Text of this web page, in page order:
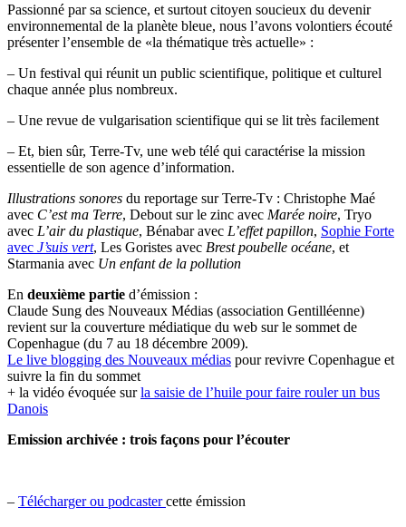
Passionné par sa science, et surtout citoyen soucieux du devenir
environnemental de la planète bleue, nous l’avons volontiers écouté
présenter l’ensemble de «la thématique très actuelle» :
– Un festival qui réunit un public scientifique, politique et culturel
chaque année plus nombreux.
– Une revue de vulgarisation scientifique qui se lit très facilement
– Et, bien sûr, Terre-Tv, une web télé qui caractérise la mission
essentielle de son agence d’information.
Illustrations sonores du reportage sur Terre-Tv : Christophe Maé
avec C’est ma Terre, Debout sur le zinc avec Marée noire, Tryo
avec L’air du plastique, Bénabar avec L’effet papillon, Sophie Forte
avec J’suis vert, Les Goristes avec Brest poubelle océane, et
Starmania avec Un enfant de la pollution
En deuxième partie d’émission :
Claude Sung des Nouveaux Médias (association Gentilléenne)
revient sur la couverture médiatique du web sur le sommet de
Copenhague (du 7 au 18 décembre 2009).
Le live blogging des Nouveaux médias pour revivre Copenhague et
suivre la fin du sommet
+ la vidéo évoquée surla saisie de l’huile pour faire rouler un bus
Danois
Emission archivée : trois façons pour l’écouter
– Télécharger ou podcastercette émission